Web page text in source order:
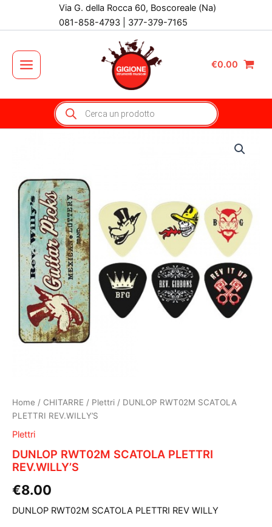
Via G. della Rocca 60, Boscoreale (Na)
081-858-4793 | 377-379-7165
Main
Menu
€0.00
Products
search
Home / CHITARRE / Plettri / DUNLOP RWT02M SCATOLA
PLETTRI REV.WILLY’S
Plettri
DUNLOP RWT02M SCATOLA PLETTRI
REV.WILLY’S
€8.00
DUNLOP RWT02M SCATOLA PLETTRI REV WILLY